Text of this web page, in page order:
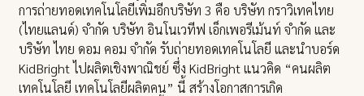
การถ่ายทอดเทคโนโลยีเพิ่มอีกบริษัท 3 คือ บริษัท กราวิเทคไทย
(ไทยแลนด์) จำกัด บริษัท อินโนเวทีฟ เอ็กเพอรีเม้นท์ จำกัด และ
บริษัท ไทย ดอม คอม จำกัด รับถ่ายทอดเทคโนโลยี และนำบอร์ด
KidBright ไปผลิตเชิงพาณิชย์ ซึ่ง KidBright แนวคิด “คนผลิต
เทคโนโลยี เทคโนโลยีผลิตคน” นี้ สร้างโอกาสการเกิด